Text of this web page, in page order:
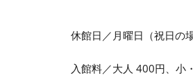
休館日／月曜日（祝日の
入館料／大人 400円、小